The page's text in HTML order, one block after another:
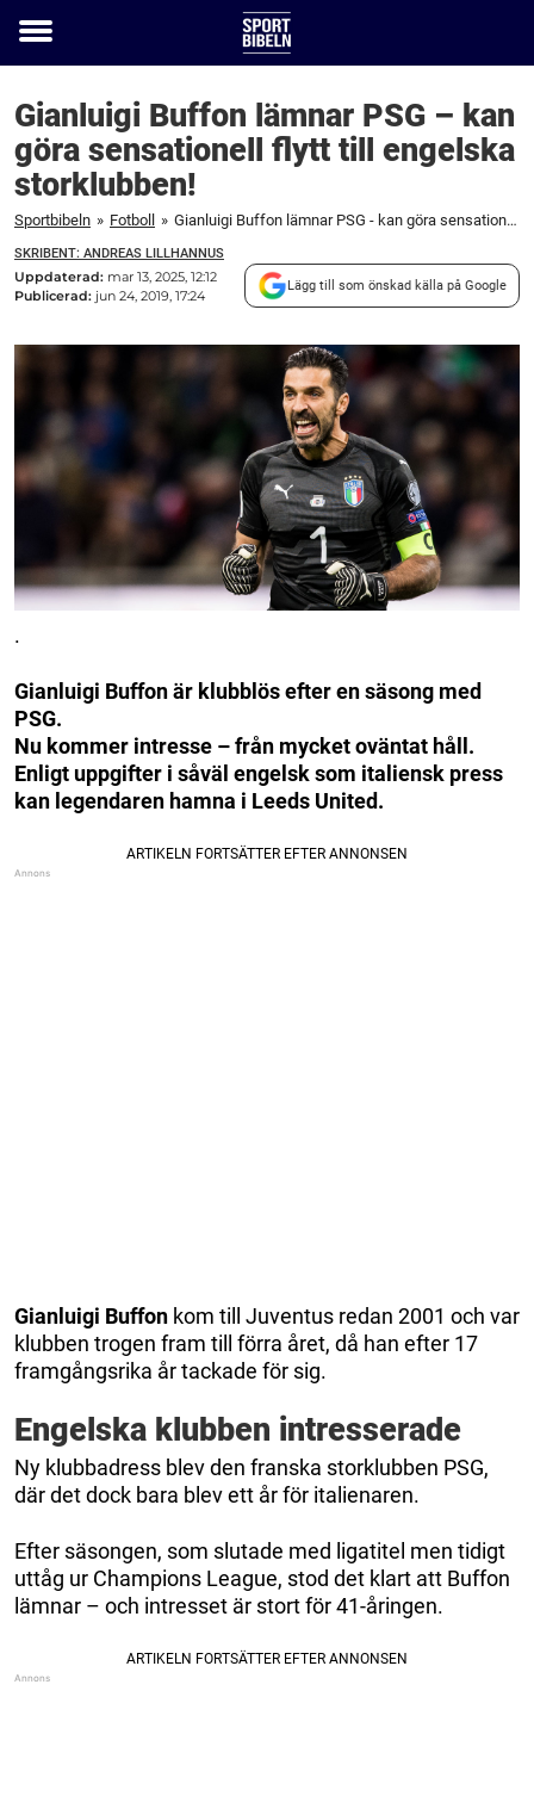
Toggle
Gianluigi Buffon lämnar PSG – kan
göra sensationell flytt till engelska
storklubben!
Sportbibeln » Fotboll » Gianluigi Buffon lämnar PSG - kan göra sensationell flytt till engelska storklubben!
SKRIBENT: ANDREAS LILLHANNUS
Uppdaterad: mar 13, 2025, 12:12
Publicerad: jun 24, 2019, 17:24
Lägg till som önskad källa på Google
.
Gianluigi Buffon är klubblös efter en säsong med
PSG.
Nu kommer intresse – från mycket oväntat håll.
Enligt uppgifter i såväl engelsk som italiensk press
kan legendaren hamna i Leeds United.
Gianluigi Buffon kom till Juventus redan 2001 och var
klubben trogen fram till förra året, då han efter 17
framgångsrika år tackade för sig.
Engelska klubben intresserade
Ny klubbadress blev den franska storklubben PSG,
där det dock bara blev ett år för italienaren.
Efter säsongen, som slutade med ligatitel men tidigt
uttåg ur Champions League, stod det klart att Buffon
lämnar – och intresset är stort för 41-åringen.